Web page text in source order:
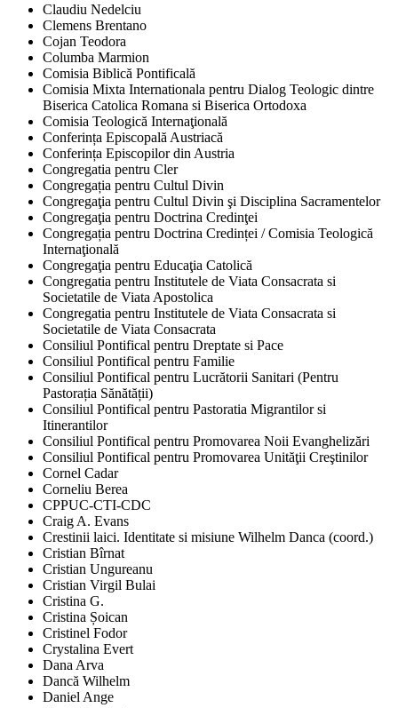
Claudiu Nedelciu
Clemens Brentano
Cojan Teodora
Columba Marmion
Comisia Biblică Pontificală
Comisia Mixta Internationala pentru Dialog Teologic dintre
Biserica Catolica Romana si Biserica Ortodoxa
Comisia Teologică Internaţională
Conferința Episcopală Austriacă
Conferința Episcopilor din Austria
Congregatia pentru Cler
Congregația pentru Cultul Divin
Congregaţia pentru Cultul Divin şi Disciplina Sacramentelor
Congregaţia pentru Doctrina Credinţei
Congregația pentru Doctrina Credinței / Comisia Teologică
Internaţională
Congregaţia pentru Educaţia Catolică
Congregatia pentru Institutele de Viata Consacrata si
Societatile de Viata Apostolica
Congregatia pentru Institutele de Viata Consacrata si
Societatile de Viata Consacrata
Consiliul Pontifical pentru Dreptate si Pace
Consiliul Pontifical pentru Familie
Consiliul Pontifical pentru Lucrătorii Sanitari (Pentru
Pastorația Sănătății)
Consiliul Pontifical pentru Pastoratia Migrantilor si
Itinerantilor
Consiliul Pontifical pentru Promovarea Noii Evanghelizări
Consiliul Pontifical pentru Promovarea Unităţii Creştinilor
Cornel Cadar
Corneliu Berea
CPPUC-CTI-CDC
Craig A. Evans
Crestinii laici. Identitate si misiune Wilhelm Danca (coord.)
Cristian Bîrnat
Cristian Ungureanu
Cristian Virgil Bulai
Cristina G.
Cristina Șoican
Cristinel Fodor
Crystalina Evert
Dana Arva
Dancă Wilhelm
Daniel Ange